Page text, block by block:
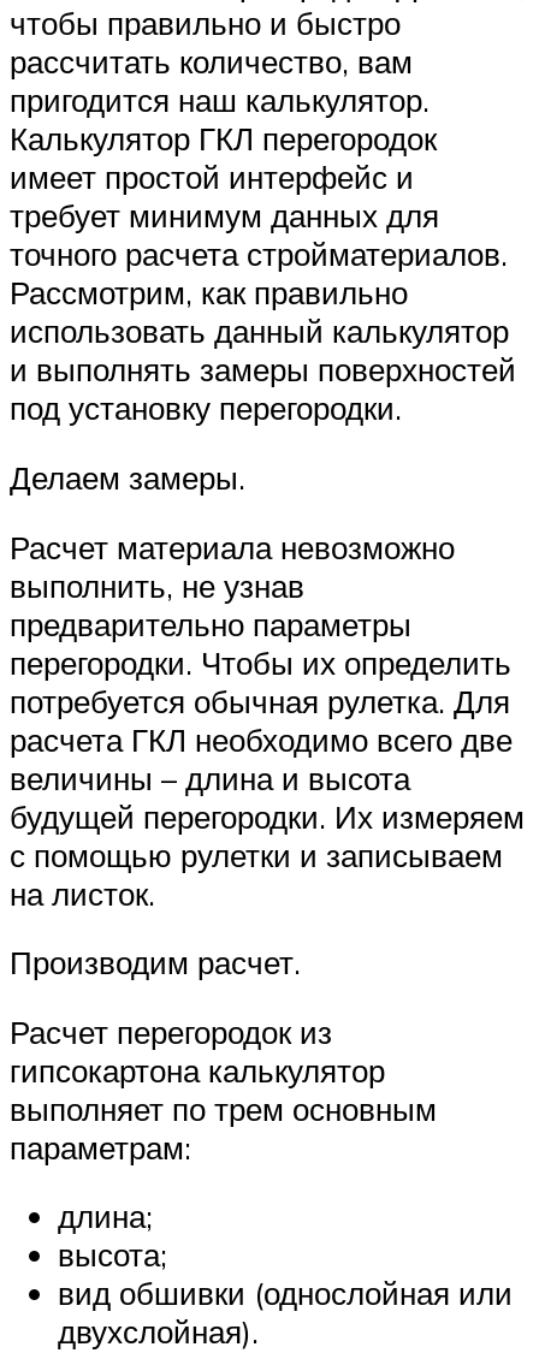
чтобы правильно и быстро
рассчитать количество, вам
пригодится наш калькулятор.
Калькулятор ГКЛ перегородок
имеет простой интерфейс и
требует минимум данных для
точного расчета стройматериалов.
Рассмотрим, как правильно
использовать данный калькулятор
и выполнять замеры поверхностей
под установку перегородки.
Делаем замеры.
Расчет материала невозможно
выполнить, не узнав
предварительно параметры
перегородки. Чтобы их определить
потребуется обычная рулетка. Для
расчета ГКЛ необходимо всего две
величины – длина и высота
будущей перегородки. Их измеряем
с помощью рулетки и записываем
на листок.
Производим расчет.
Расчет перегородок из
гипсокартона калькулятор
выполняет по трем основным
параметрам:
длина;
высота;
вид обшивки (однослойная или
двухслойная).